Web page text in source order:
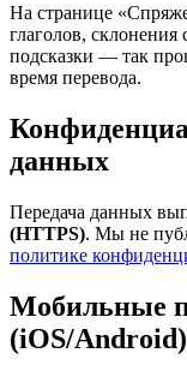
На странице
глаголов, склонения
подсказки — так
время перевода.
данных
Передача данных
(HTTPS). Мы не
политике
Мобильные
(iOS/Android)